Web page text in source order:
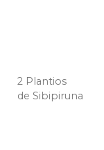
2 Plantios
de Sibipiruna